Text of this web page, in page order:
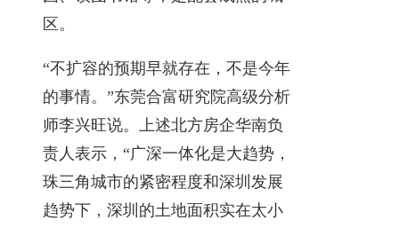
区。
“不扩容的预期早就存在，不是今年
的事情。”东莞合富研究院高级分析
师李兴旺说。上述北方房企华南负
责人表示，“广深一体化是大趋势，
珠三角城市的紧密程度和深圳发展
趋势下，深圳的土地面积实在太小